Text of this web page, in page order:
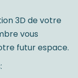
3D de votre
vous
futur espace.